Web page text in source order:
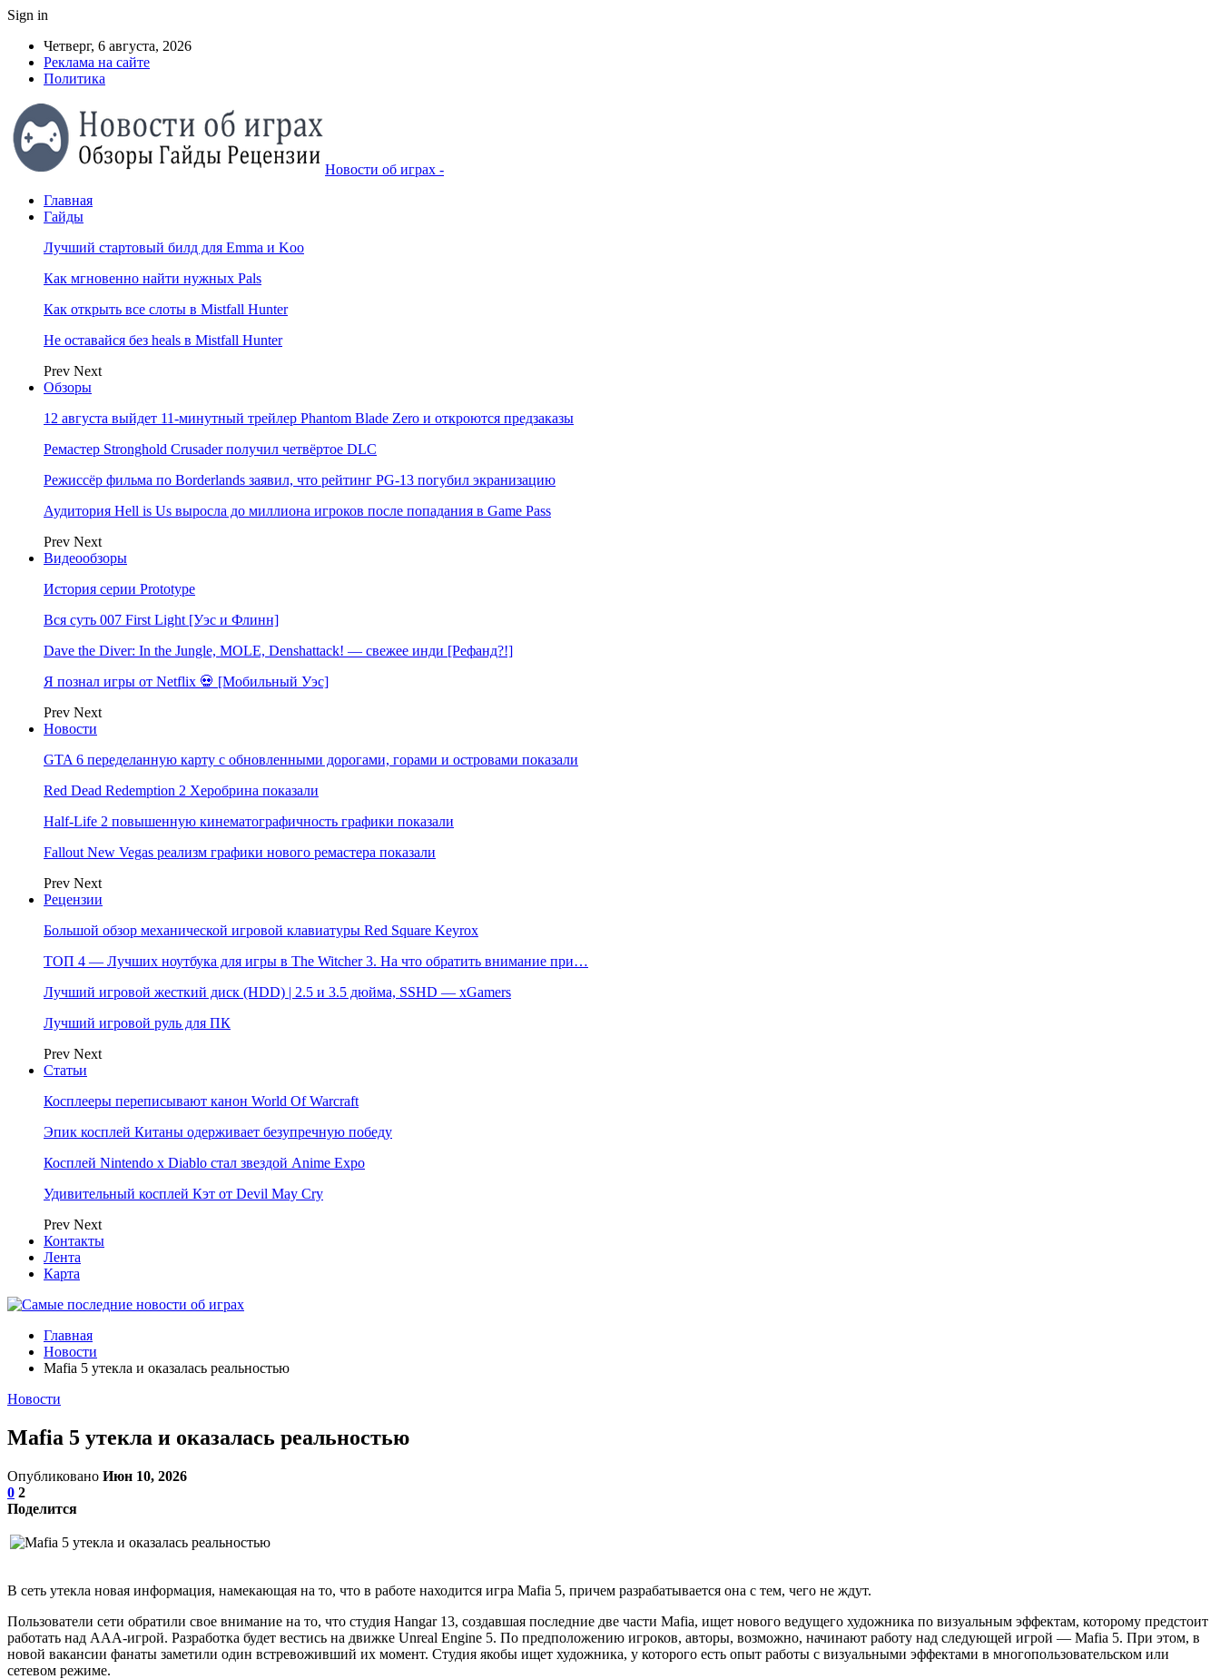
Sign in
Четверг, 6 августа, 2026
Реклама на сайте
Политика
Новости об играх -
Главная
Гайды
Лучший стартовый билд для Emma и Koo
Как мгновенно найти нужных Pals
Как открыть все слоты в Mistfall Hunter
Не оставайся без heals в Mistfall Hunter
Prev Next
Обзоры
12 августа выйдет 11-минутный трейлер Phantom Blade Zero и откроются предзаказы
Ремастер Stronghold Crusader получил четвёртое DLC
Режиссёр фильма по Borderlands заявил, что рейтинг PG-13 погубил экранизацию
Аудитория Hell is Us выросла до миллиона игроков после попадания в Game Pass
Prev Next
Видеообзоры
История серии Prototype
Вся суть 007 First Light [Уэс и Флинн]
Dave the Diver: In the Jungle, MOLE, Denshattack! — свежее инди [Рефанд?!]
Я познал игры от Netflix 💀 [Мобильный Уэс]
Prev Next
Новости
GTA 6 переделанную карту с обновленными дорогами, горами и островами показали
Red Dead Redemption 2 Херобрина показали
Half-Life 2 повышенную кинематографичность графики показали
Fallout New Vegas реализм графики нового ремастера показали
Prev Next
Рецензии
Большой обзор механической игровой клавиатуры Red Square Keyrox
ТОП 4 — Лучших ноутбука для игры в The Witcher 3. На что обратить внимание при…
Лучший игровой жесткий диск (HDD) | 2.5 и 3.5 дюйма, SSHD — xGamers
Лучший игровой руль для ПК
Prev Next
Статьи
Косплееры переписывают канон World Of Warcraft
Эпик косплей Китаны одерживает безупречную победу
Косплей Nintendo x Diablo стал звездой Anime Expo
Удивительный косплей Кэт от Devil May Cry
Prev Next
Контакты
Лента
Карта
Главная
Новости
Mafia 5 утекла и оказалась реальностью
Новости
Mafia 5 утекла и оказалась реальностью
Опубликовано Июн 10, 2026
0 2
Поделится
В сеть утекла новая информация, намекающая на то, что в работе находится игра Mafia 5, причем разрабатывается она с тем, чего не ждут.
Пользователи сети обратили свое внимание на то, что студия Hangar 13, создавшая последние две части Mafia, ищет нового ведущего художника по визуальным эффектам, которому предстоит
работать над AAA-игрой. Разработка будет вестись на движке Unreal Engine 5. По предположению игроков, авторы, возможно, начинают работу над следующей игрой — Mafia 5. При этом, в
новой вакансии фанаты заметили один встревоживший их момент. Студия якобы ищет художника, у которого есть опыт работы с визуальными эффектами в многопользовательском или
сетевом режиме.